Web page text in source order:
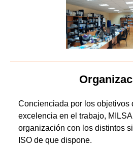
Concienciada por los objetivos
excelencia en el trabajo,
organización con los distintos
ISO de que dispone.